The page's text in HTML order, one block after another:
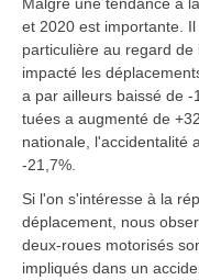
et 2020 est importante.
particulière au regard
impacté les
a par ailleurs baissé de
tuées a augmenté de
nationale, l'accidentalité
-21,7%.
Si l'on s'intéresse à la
déplacement, nous
deux-roues motorisés
impliqués dans un